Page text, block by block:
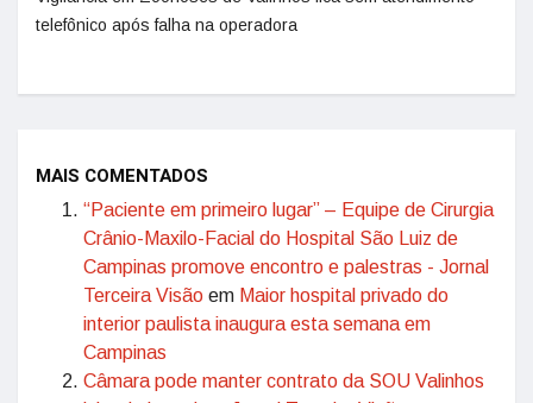
telefônico após falha na operadora
MAIS COMENTADOS
“Paciente em primeiro lugar” – Equipe de Cirurgia
Crânio-Maxilo-Facial do Hospital São Luiz de
Campinas promove encontro e palestras - Jornal
Terceira Visão em Maior hospital privado do
interior paulista inaugura esta semana em
Campinas
Câmara pode manter contrato da SOU Valinhos